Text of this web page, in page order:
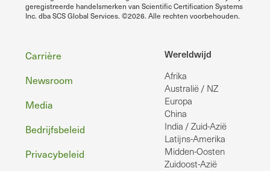
geregistreerde handelsmerken van Scientific Certification Systems
Inc. dba SCS Global Services. ©2026. Alle rechten voorbehouden.
Wereldwijd
Afrika
Australië / NZ
Europa
China
India / Zuid-Azië
Latijns-Amerika
Midden-Oosten
Zuidoost-Azië
Voettekst
Carrière
Newsroom
Media
Bedrijfsbeleid
Privacybeleid